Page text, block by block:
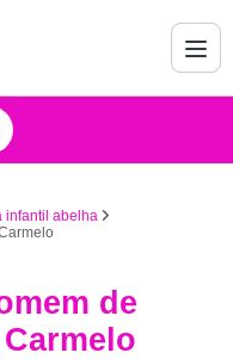
infantil abelha
de